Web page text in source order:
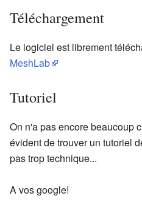
Téléchargement
Le logiciel est librement
MeshLab
Tutoriel
On n'a pas encore beaucoup
évident de trouver un tutoriel
pas trop technique...
A vos google!